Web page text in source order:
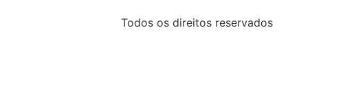
Todos os direitos reservados